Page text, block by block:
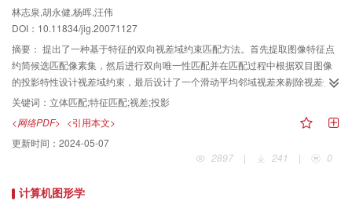
林志泉,胡永健,杨晖,汪伟
DOI：10.11834/jig.20071127
摘要： 提出了一种基于特征的双向视差域约束匹配方法。首先提取图像特征点
约简候选匹配像素集，然后进行双向唯一性匹配并在匹配过程中根据双目图像
的投影特性设计视差域约束，最后设计了一个滑动平均邻域视差来剔除视差值
偏差太大的匹配对。实验结果表明，该方法简单快速，匹配成功率高，可处理
关键词： 立体匹配;特征匹配;视差;投影
<网络PDF> <引用本文>
更新时间： 2024-05-07
2897
| 241 | 0
计算机图形学